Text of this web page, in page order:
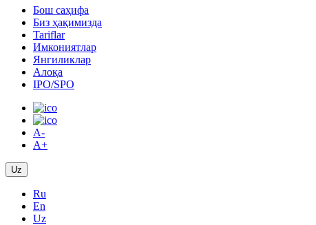
Бош саҳифа
Биз ҳақимизда
Tariflar
Имкониятлар
Янгиликлар
Алоқа
IPO/SPO
A-
A+
Uz
Ru
En
Uz